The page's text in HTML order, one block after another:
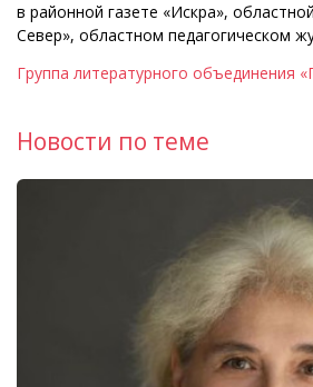
в районной газете «Искра»,
Север», областном педагогическом
Группа литературного объединения
Новости по теме